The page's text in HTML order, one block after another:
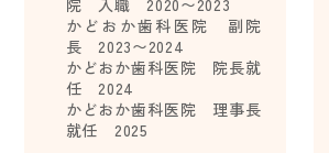
院 入職 2020〜2023
かどおか歯科医院 副院
長 2023〜2024
かどおか歯科医院 院長就
任 2024
かどおか歯科医院 理事長
就任 2025